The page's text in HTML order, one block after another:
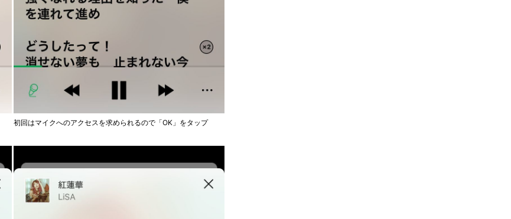
初回はマイクへのアクセスを求められるので「OK」をタップ